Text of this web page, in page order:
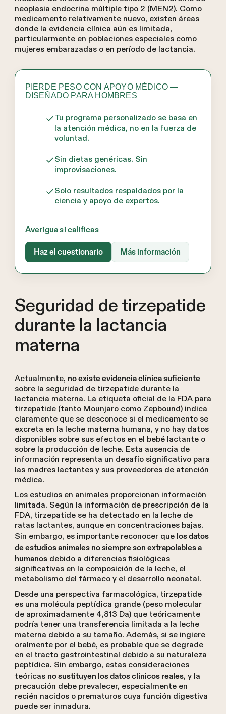
neoplasia endocrina múltiple tipo 2 (MEN2). Como
medicamento relativamente nuevo, existen áreas
donde la evidencia clínica aún es limitada,
particularmente en poblaciones especiales como
mujeres embarazadas o en período de lactancia.
PIERDE PESO CON APOYO MÉDICO —
DISEÑADO PARA HOMBRES
Tu programa personalizado se basa en
la atención médica, no en la fuerza de
voluntad.
Sin dietas genéricas. Sin
improvisaciones.
Solo resultados respaldados por la
ciencia y apoyo de expertos.
Averigua si calificas
Haz el cuestionario Más información
Seguridad de tirzepatide
durante la lactancia
materna
Actualmente, no existe evidencia clínica suficiente
sobre la seguridad de tirzepatide durante la
lactancia materna. La etiqueta oficial de la FDA para
tirzepatide (tanto Mounjaro como Zepbound) indica
claramente que se desconoce si el medicamento se
excreta en la leche materna humana, y no hay datos
disponibles sobre sus efectos en el bebé lactante o
sobre la producción de leche. Esta ausencia de
información representa un desafío significativo para
las madres lactantes y sus proveedores de atención
médica.
Los estudios en animales proporcionan información
limitada. Según la información de prescripción de la
FDA, tirzepatide se ha detectado en la leche de
ratas lactantes, aunque en concentraciones bajas.
Sin embargo, es importante reconocer que los datos
de estudios animales no siempre son extrapolables a
humanosdebido a diferencias fisiológicas
significativas en la composición de la leche, el
metabolismo del fármaco y el desarrollo neonatal.
Desde una perspectiva farmacológica, tirzepatide
es una molécula peptídica grande (peso molecular
de aproximadamente 4,813 Da) que teóricamente
podría tener una transferencia limitada a la leche
materna debido a su tamaño. Además, si se ingiere
oralmente por el bebé, es probable que se degrade
en el tracto gastrointestinal debido a su naturaleza
peptídica. Sin embargo, estas consideraciones
teóricas no sustituyen los datos clínicos reales, y la
precaución debe prevalecer, especialmente en
recién nacidos o prematuros cuya función digestiva
puede ser inmadura.